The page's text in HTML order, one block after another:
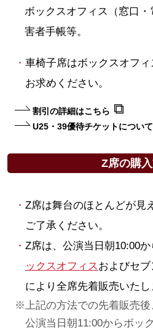
ボックスオフィス（窓口
害者手帳等。
車椅子席はボックスオフ
お求めください。
割引の詳細はこちら
U25・39優待チケットについ
Z席の購
Z席は舞台のほとんどが見
ご了承ください。
Z席は、公演当日朝10:00か
ックスオフィスおよびセ
により全席先着販売いたし
上記の方法での先着販売後
公演当日朝11:00からボッ